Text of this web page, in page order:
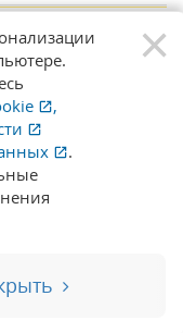
который
HACCP,
и
о допуске
заполнить
и «Выпуск
×
,
.